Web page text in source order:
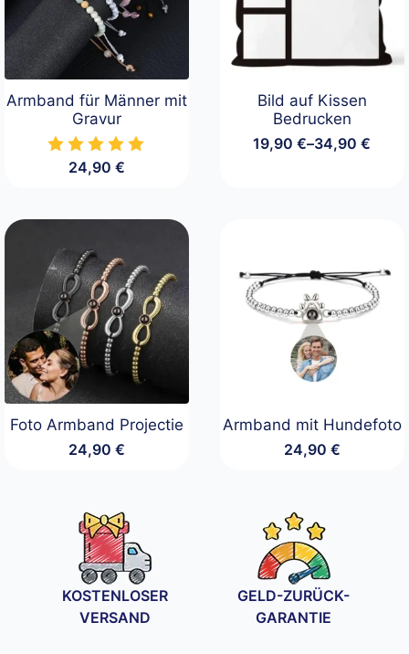
Armband für Männer mit
Gravur
24,90€
Bild auf Kissen
Bedrucken
19,90€–34,90€
Preisspanne:
Foto Armband Projectie
24,90€
Armband mit Hundefoto
24,90 €
KOSTENLOSER
VERSAND
GELD-ZURÜCK-
GARANTIE